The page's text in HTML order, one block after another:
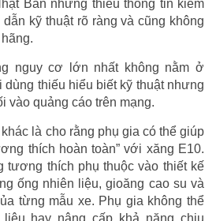
Bản nhưng thiếu thông tin kiểm
kỹ thuật rõ ràng và cũng không
nguy cơ lớn nhất không nằm ở
thiếu hiểu biết kỹ thuật nhưng
vào quảng cáo trên mạng.
là cho rằng phụ gia có thể giúp
thích hoàn toàn” với xăng E10.
tương thích phụ thuộc vào thiết kế
ống nhiên liệu, gioăng cao su và
từng mẫu xe. Phụ gia không thể
hay nâng cấp khả năng chịu